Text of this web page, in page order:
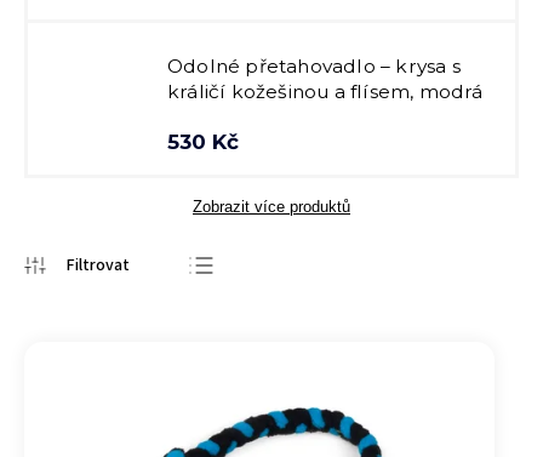
Odolné přetahovadlo – krysa s
králičí kožešinou a flísem, modrá
530 Kč
Zobrazit více produktů
Abecedně